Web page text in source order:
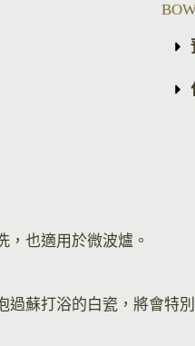
，也適用於微波爐。
蘇打浴的白瓷，將會特別